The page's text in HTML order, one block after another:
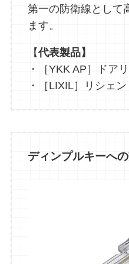
第一の防衛線として
ます。
【代表製品】
・［YKK AP］ドア
・［LIXIL］リシェン
ディンプルキーへ